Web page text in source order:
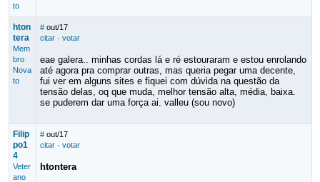
to
hton
tera
Mem
bro
Nova
to
# out/17
citar· votar
eae galera.. minhas cordas lá e ré estouraram e estou enrolando
até agora pra comprar outras, mas queria pegar uma decente,
fui ver em alguns sites e fiquei com dúvida na questão da
tensão delas, oq que muda, melhor tensão alta, média, baixa.
se puderem dar uma força ai. valleu (sou novo)
Filip
po1
4
Veter
ano
# out/17
citar· votar
htontera